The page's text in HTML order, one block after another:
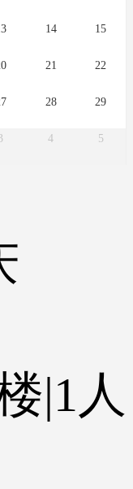
14 15
21 22
28 29
4 5
|1人